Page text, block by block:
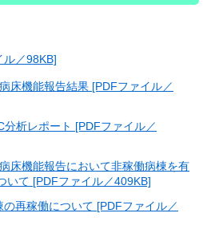
ル／98KB]
床機能報告結果 [PDFファイル／
分析レポート [PDFファイル／
床機能報告において非稼働病棟を有
いて [PDFファイル／409KB]
の再稼働について [PDFファイル／